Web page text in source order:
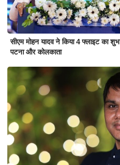
सीएम मोहन यादव ने किया 4 फ्लाइट का
पटना और कोलकाता